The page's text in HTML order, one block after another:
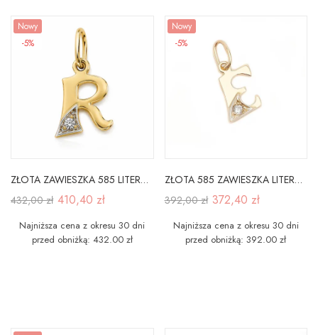
Nowy
-5%
ZŁOTA ZAWIESZKA 585 LITERKA R z CYRKONIĄ
432,00 zł 410,40 zł
Najniższa cena z okresu 30 dni
przed obniżką: 432.00 zł
Nowy
-5%
ZŁOTA 585 ZAWIESZKA LITERKA E Z CYRKONIĄ
392,00 zł 372,40 zł
Najniższa cena z okresu 30 dni
przed obniżką: 392.00 zł